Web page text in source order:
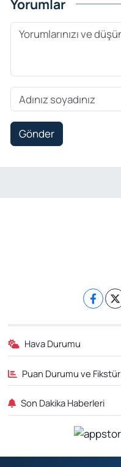
Yorumlar
Gönder
Hava Durumu
Puan Durumu ve Fikstür
Son Dakika Haberleri